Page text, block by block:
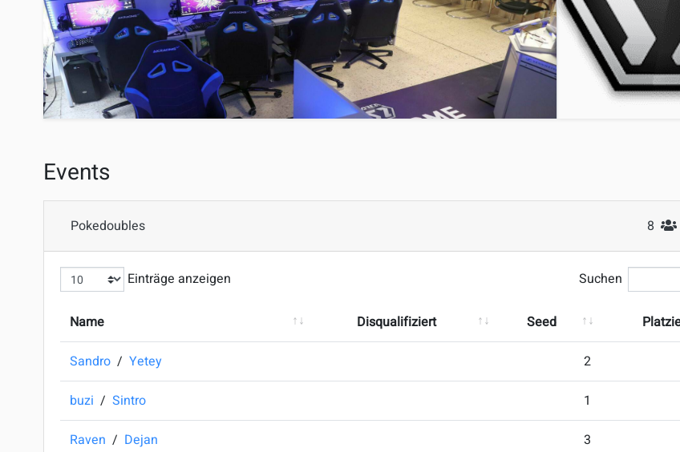
Events
Pokedoubles
8
Einträge anzeigen Suchen
Name Disqualifiziert Seed
Sandro / Yetey 2
buzi / Sintro 1
Raven / Dejan 3